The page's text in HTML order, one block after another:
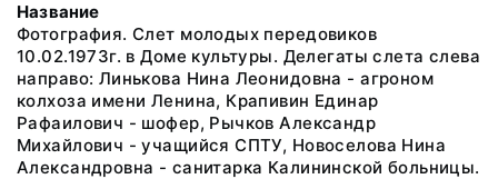
Название
Фотография. Слет молодых передовиков
10.02.1973г. в Доме культуры. Делегаты слета слева
направо: Линькова Нина Леонидовна - агроном
колхоза имени Ленина, Крапивин Единар
Рафаилович - шофер, Рычков Александр
Михайлович - учащийся СПТУ, Новоселова Нина
Александровна - санитарка Калининской больницы.